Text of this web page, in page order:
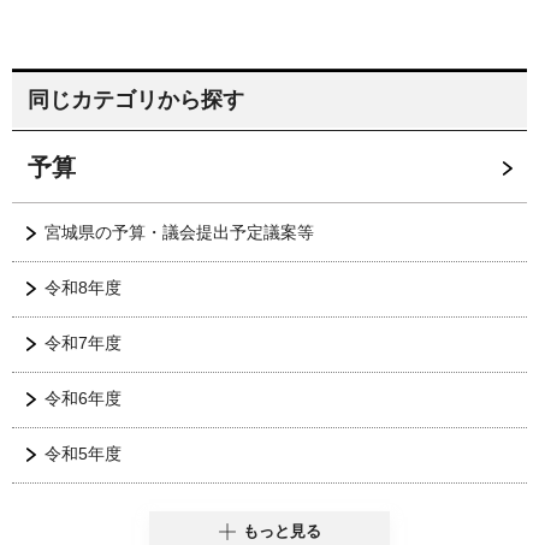
同じカテゴリから探す
予算
宮城県の予算・議会提出予定議案等
令和8年度
令和7年度
令和6年度
令和5年度
もっと見る